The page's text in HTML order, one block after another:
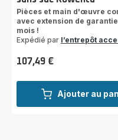
Ajouter au
Pièces et main d'œuvre
avec extension de
mois !
Expédié par l’entrepôt
Prix
107,49 €